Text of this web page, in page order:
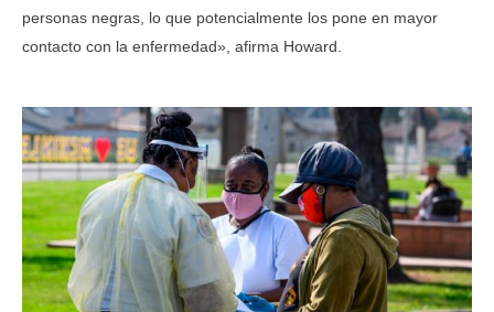
personas negras, lo que potencialmente los pone en mayor
contacto con la enfermedad», afirma Howard.